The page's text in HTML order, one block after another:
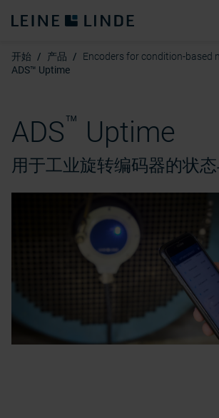
开始 产品
Encoders for condition-based
ADS™ Uptime
ADS™ Uptime
用于工业旋转编码器的状